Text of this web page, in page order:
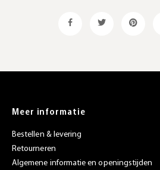
Meer informatie
Bestellen & levering
Retourneren
Algemene informatie en openingstijden